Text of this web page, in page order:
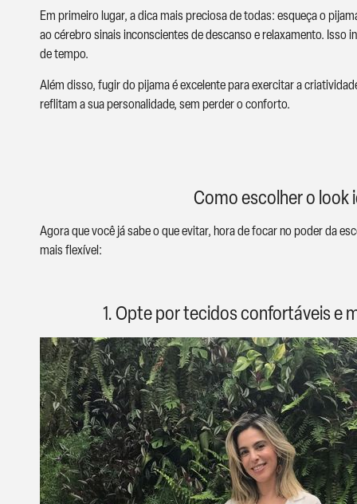
Em primeiro lugar, a dica mais preciosa de todas: esqueça o
ao cérebro sinais inconscientes de descanso e relaxamento.
de tempo.
Além disso, fugir do pijama é excelente para exercitar a
reflitam a sua personalidade, sem perder o conforto.
Como escolher o look
Agora que você já sabe o que evitar, hora de focar no poder da
mais flexível:
1. Opte por tecidos confortáveis e